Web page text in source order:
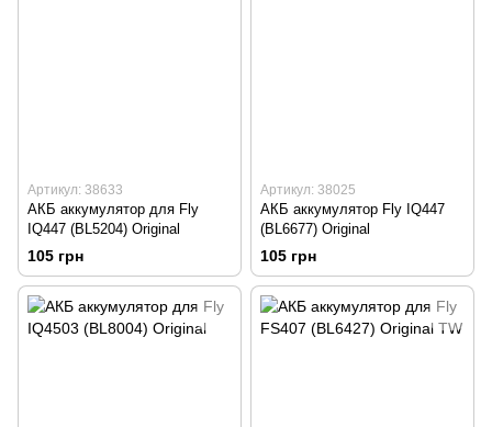
Артикул: 38633
АКБ аккумулятор для Fly
IQ447 (BL5204) Original
105 грн
Артикул: 38025
АКБ аккумулятор Fly IQ447
(BL6677) Original
105 грн